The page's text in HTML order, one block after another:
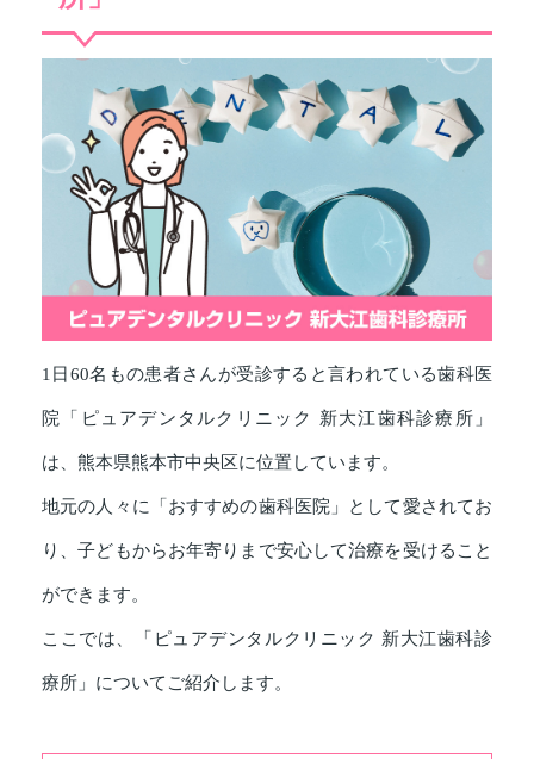
1日60名もの患者さんが受診すると言われている歯科医
院「ピュアデンタルクリニック 新大江歯科診療所」
は、熊本県熊本市中央区に位置しています。
地元の人々に「おすすめの歯科医院」として愛されてお
り、子どもからお年寄りまで安心して治療を受けること
ができます。
ここでは、「ピュアデンタルクリニック 新大江歯科診
療所」についてご紹介します。